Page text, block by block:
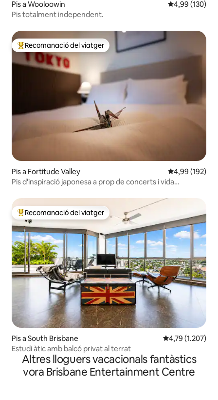
Pis a Wooloowin 4,99 de
4,99 (130)
Pis totalment independent.
Principals recomanacions dels viatgers
Recomanació del viatger
Pis a Fortitude Valley 4,99 de
4,99 (192)
Pis d'inspiració japonesa a prop de concerts i vida
Principals recomanacions dels viatgers
Recomanació del viatger
Pis a South Brisbane 4,79 de
4,79 (1.207)
Estudi àtic amb balcó privat al terrat
Altres lloguers vacacionals fantàstics
vora Brisbane Entertainment Centre